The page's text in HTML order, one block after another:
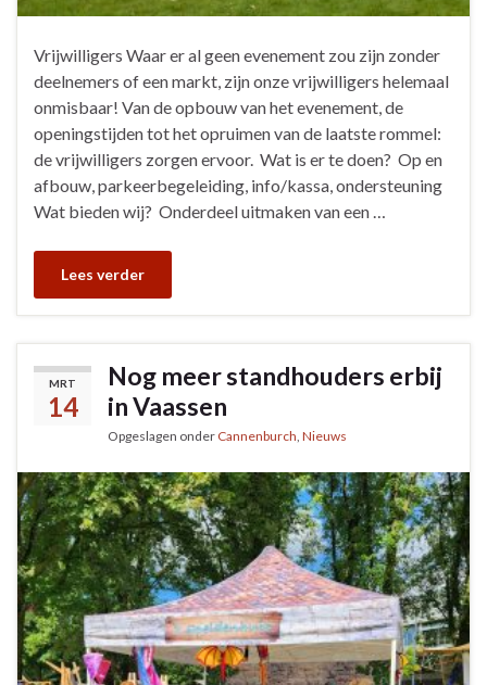
Vrijwilligers Waar er al geen evenement zou zijn zonder
deelnemers of een markt, zijn onze vrijwilligers helemaal
onmisbaar! Van de opbouw van het evenement, de
openingstijden tot het opruimen van de laatste rommel:
de vrijwilligers zorgen ervoor. Wat is er te doen? Op en
afbouw, parkeerbegeleiding, info/kassa, ondersteuning
Wat bieden wij? Onderdeel uitmaken van een …
Lees verder
MRT
14
Nog meer standhouders erbij
in Vaassen
Opgeslagen onder Cannenburch, Nieuws